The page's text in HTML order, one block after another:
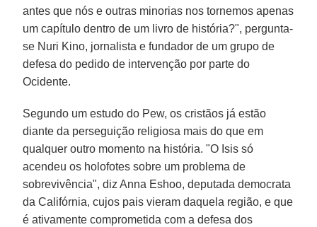
antes que nós e outras minorias nos tornemos apenas
um capítulo dentro de um livro de história?", pergunta-
se Nuri Kino, jornalista e fundador de um grupo de
defesa do pedido de intervenção por parte do
Ocidente.
Segundo um estudo do Pew, os cristãos já estão
diante da perseguição religiosa mais do que em
qualquer outro momento na história. "O Isis só
acendeu os holofotes sobre um problema de
sobrevivência", diz Anna Eshoo, deputada democrata
da Califórnia, cujos pais vieram daquela região, e que
é ativamente comprometida com a defesa dos